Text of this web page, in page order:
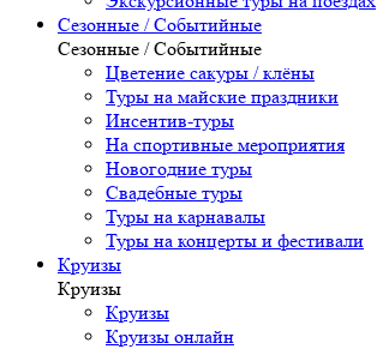
Сезонные / Событийные
Сезонные / Событийные
Цветение сакуры / клёны
Туры на майские праздники
Инсентив-туры
На спортивные мероприятия
Новогодние туры
Свадебные туры
Туры на карнавалы
Туры на концерты и фестивали
Круизы
Круизы
Круизы
Круизы онлайн